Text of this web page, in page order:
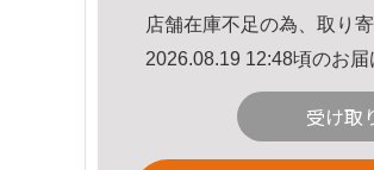
店舗在庫不足の為、取り
2026.08.19 12:48頃のお届
受け取